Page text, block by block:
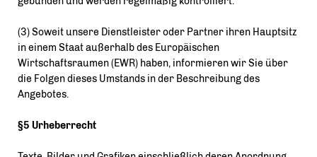
(3) Soweit unsere Dienstleister oder Partner ihren Hauptsitz
in einem Staat außerhalb des Europäischen
Wirtschaftsraumen (EWR) haben, informieren wir Sie über
die Folgen dieses Umstands in der Beschreibung des
Angebotes.
§5 Urheberrecht